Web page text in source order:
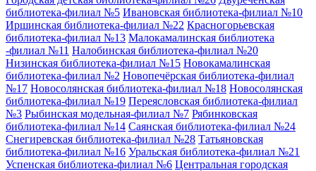
библиотека-филиал №5 Ивановская библиотека-филиал №10
Иршинская библиотека-филиал №22 Красногорьевская
библиотека-филиал №13 Малокамалинская библиотека
-филиал №11 Налобинская библиотека-филиал №20
Низинская библиотека-филиал №15 Новокамалинская
библиотека-филиал №2 Новопечёрская библиотека-филиал
№17 Новосолянская библиотека-филиал №18 Новосолянская
библиотека-филиал №19 Переясловская библиотека-филиал
№3 Рыбинская модельная-филиал №7 Рябинковская
библиотека-филиал №14 Саянская библиотека-филиал №24
Снегиревская библиотека-филиал №28 Татьяновская
библиотека-филиал №16 Уральская библиотека-филиал №21
Успенская библиотека-филиал №6 Центральная городская